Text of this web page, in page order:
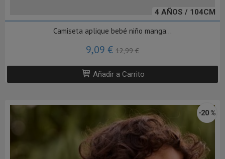
4 AÑOS / 104CM
Camiseta aplique bebé niño manga...
9,09 € 12,99 €
Añadir a Carrito
-20 %